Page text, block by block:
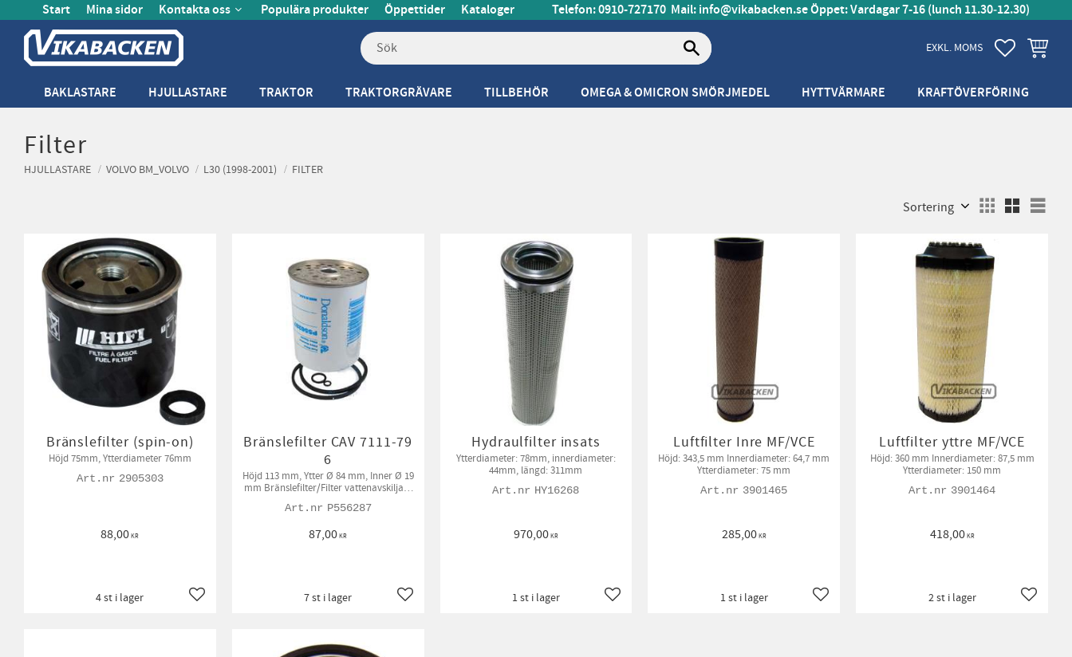
Start Mina sidor Kontakta oss Populära produkter Öppettider Kataloger Telefon: 0910-727170 Mail:info@vikabacken.seÖppet: Vardagar 7-16 (lunch 11.30‑12.30)
EXKL. MOMS FAVORITER
BAKLASTARE HJULLASTARE TRAKTOR TRAKTORGRÄVARE TILLBEHÖR OMEGA & OMICRON SMÖRJMEDEL HYTTVÄRMARE KRAFTÖVERFÖRING
Filter
HJULLASTARE VOLVO BM_VOLVO L30 (1998-2001) FILTER
Bränslefilter (spin-on)
Höjd 75mm, Ytterdiameter 76mm
2905303
88,00KR
Lägg till i favoriter
4 st i lager
Bränslefilter CAV 7111-79
6
Höjd 113 mm, Ytter Ø 84 mm, Inner Ø 19
mm Bränslefilter/Filter vattenavskiljare
P556287
87,00KR
Lägg till i favoriter
7 st i lager
Hydraulfilter insats
Ytterdiameter: 78mm, innerdiameter:
44mm, längd: 311mm
HY16268
970,00KR
Lägg till i favoriter
1 st i lager
Luftfilter Inre MF/VCE
Höjd: 343,5 mm Innerdiameter: 64,7 mm
Ytterdiameter: 75 mm
3901465
285,00KR
Lägg till i favoriter
1 st i lager
Luftfilter yttre MF/VCE
Höjd: 360 mm Innerdiameter: 87,5 mm
Ytterdiameter: 150 mm
3901464
418,00KR
Lägg
2 st i lager